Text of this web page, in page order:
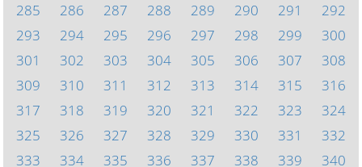
285
286 287 288 289 290 291
292
293
294 295 296 297 298 299
300
301
302 303 304 305 306 307
308
309
310 311 312 313 314 315
316
317
318 319 320 321 322 323
324
325
326 327 328 329 330 331
332
333
334 335 336 337 338 339 340